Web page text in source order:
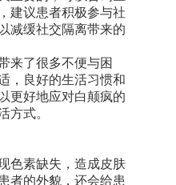
建议患者积极参与社
减缓社交隔离带来的
了很多不便与困
，良好的生活习惯和
更好地应对白颠疯的
方式。
素缺失，造成皮肤
者的外貌，还会给患